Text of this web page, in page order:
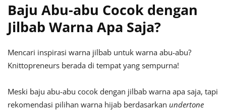
Baju Abu-abu Cocok dengan
Jilbab Warna Apa Saja?
Mencari inspirasi warna jilbab untuk warna abu-abu?
Knittopreneurs berada di tempat yang sempurna!
Meski baju abu-abu cocok dengan jilbab warna apa saja, tapi
rekomendasi pilihan warna hijab berdasarkan undertone